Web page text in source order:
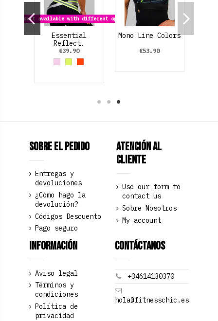
Product available with different options
Essential
Reflect.
€39.90
Rosa palo
Amarillo Neon
Orange
Mono Line Colors
€53.90
Sobre el pedido
Entregas y
devoluciones
¿Cómo hago la
devolución?
Códigos Descuento
Pago seguro
Atención al
Cliente
Use our form to
contact us
Sobre Nosotros
My account
Información
Aviso legal
Términos y
condiciones
Política de
privacidad
Contáctanos
+34614130370
hola@fitnesschic.es